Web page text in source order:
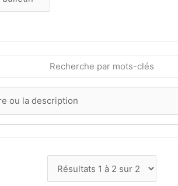
Recherche par mots-clés